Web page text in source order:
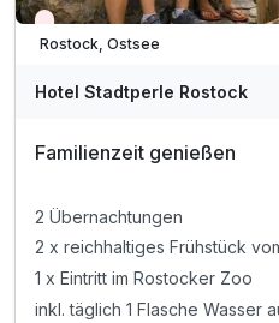
Wieder frei ab September
Rostock, Ostsee
Hotel Stadtperle Rostock
Familienzeit genießen
2 Übernachtungen
2 x reichhaltiges Frühstück
1 x Eintritt im Rostocker Zoo
inkl. täglich 1 Flasche Wasser